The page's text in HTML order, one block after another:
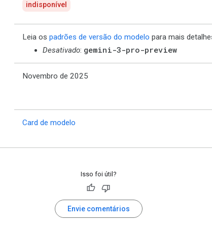
indisponível
Leia os padrões de versão do modelo para mais
Desativado: gemini-3-pro-preview
Novembro de 2025
Card de modelo
Isso foi útil?
Envie comentários